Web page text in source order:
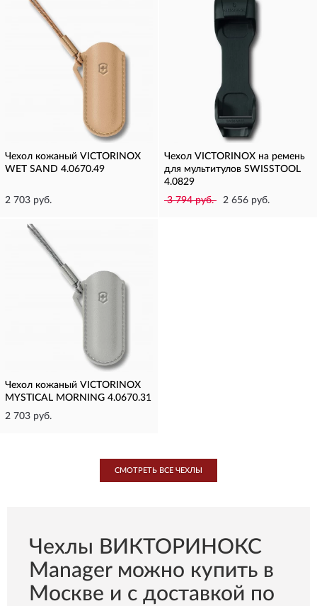
Чехол кожаный VICTORINOX
WET SAND 4.0670.49
2 703 руб.
Чехол VICTORINOX на ремень
для мультитулов SWISSTOOL
4.0829
3 794 руб.
2 656 руб.
Чехол кожаный VICTORINOX
MYSTICAL MORNING 4.0670.31
2 703 руб.
СМОТРЕТЬ ВСЕ ЧЕХЛЫ
Чехлы ВИКТОРИНОКС
Manager можно купить в
Москве и с доставкой по